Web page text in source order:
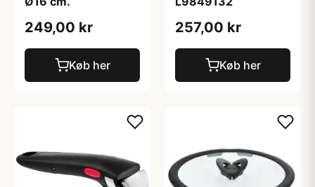
249,00 kr
Køb her
257,00 kr
Køb her